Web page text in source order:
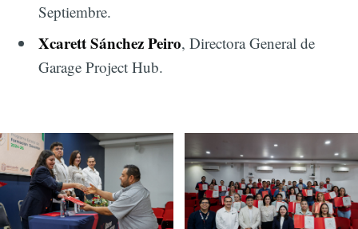
Septiembre.
Xcarett Sánchez Peiro, Directora General de
Garage Project Hub.